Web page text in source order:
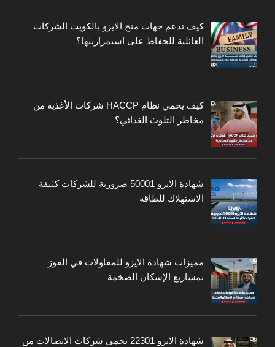
كيف تدعم جهات منح الايزو بالكويت الشركات
العائلية للحفاظ على استمراريتها؟
كيف يحمي نظام HACCP شركات الأغذية من
مخاطر التلوث الغذائي؟
شهادة الايزو 50001 ضرورية للشركات كثيفة
الاستهلاك للطاقة
مميزات شهادة الايزو للمقاولات في الفوز
بمشاريع الإسكان الضخمة
شهادة الايزو 22301 تحمي شركات الاتصالات من